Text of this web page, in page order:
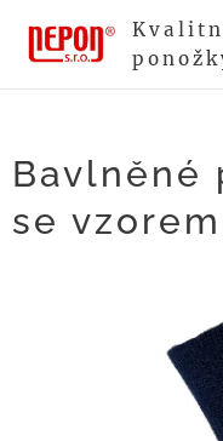
Bavlněné
se vzorem